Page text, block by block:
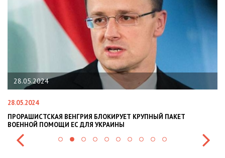
БЛОКИРУЕТ КРУПНЫЙ ПАКЕТ
УКРАИНЫ
22.01.2024
НАЦПОЛІЦІЯ ЛЯКАЄ